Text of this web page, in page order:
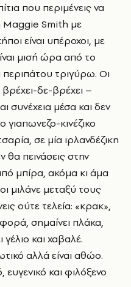
που περιμένεις να
Maggie Smith με
είναι υπέροχοι, με
μισή ώρα από το
περιπάτου τριγύρω. Οι
δε-βρέχει –
συνέχεια μέσα και δεν
γιαπωνεζο-κινέζικο
σε μία ιρλανδέζικη
θα πεινάσεις στην
μπίρα, ακόμα κι άμα
μιλάνε μεταξύ τους
ούτε τελεία: «κρακ»,
σημαίνει πλάκα,
και χαβαλέ.
αλλά είναι αθώο.
και φιλόξενο